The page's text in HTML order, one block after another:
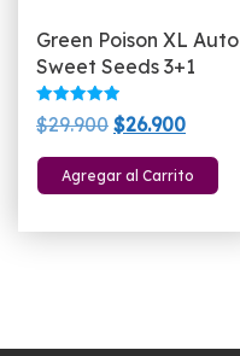
Green Poison XL Auto
Sweet Seeds 3+1
Valorado
con
de 5
$29.900 El
precio
original
$26.900El
precio
actual
Agregar al Carrito